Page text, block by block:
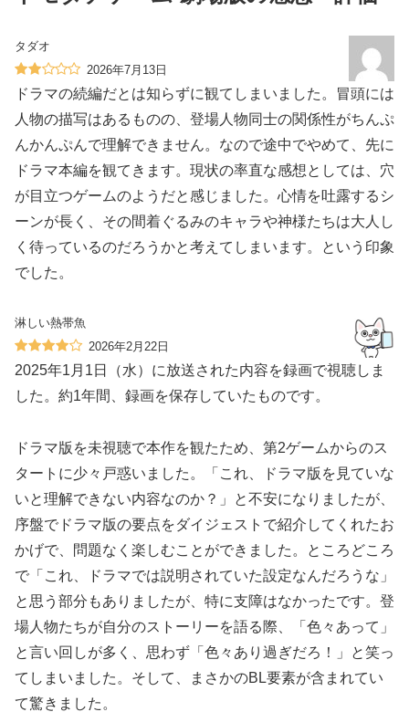
タダオ
2026年7月13日
ドラマの続編だとは知らずに観てしまいました。冒頭には
人物の描写はあるものの、登場人物同士の関係性がちんぷ
んかんぷんで理解できません。なので途中でやめて、先に
ドラマ本編を観てきます。現状の率直な感想としては、穴
が目立つゲームのようだと感じました。心情を吐露するシ
ーンが長く、その間着ぐるみのキャラや神様たちは大人し
く待っているのだろうかと考えてしまいます。という印象
でした。
淋しい熱帯魚
2026年2月22日
2025年1月1日（水）に放送された内容を録画で視聴しま
した。約1年間、録画を保存していたものです。
ドラマ版を未視聴で本作を観たため、第2ゲームからのス
タートに少々戸惑いました。「これ、ドラマ版を見ていな
いと理解できない内容なのか？」と不安になりましたが、
序盤でドラマ版の要点をダイジェストで紹介してくれたお
かげで、問題なく楽しむことができました。ところどころ
で「これ、ドラマでは説明されていた設定なんだろうな」
と思う部分もありましたが、特に支障はなかったです。登
場人物たちが自分のストーリーを語る際、「色々あって」
と言い回しが多く、思わず「色々あり過ぎだろ！」と笑っ
てしまいました。そして、まさかのBL要素が含まれてい
て驚きました。